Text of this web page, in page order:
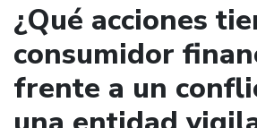
¿Qué acciones
consumidor
frente a un